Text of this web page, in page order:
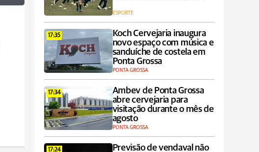
ESPORTE
17:35
Koch Cervejaria inaugura
novo espaço com música e
sanduíche de costela em
Ponta Grossa
PONTA GROSSA
17:34
Ambev de Ponta Grossa
abre cervejaria para
visitação durante o mês de
agosto
PONTA GROSSA
17:24
Previsão de vendaval não